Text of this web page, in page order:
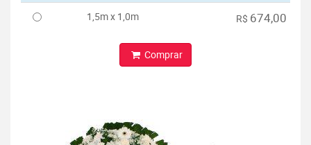
1,5m x 1,0m R$ 674,00
Comprar